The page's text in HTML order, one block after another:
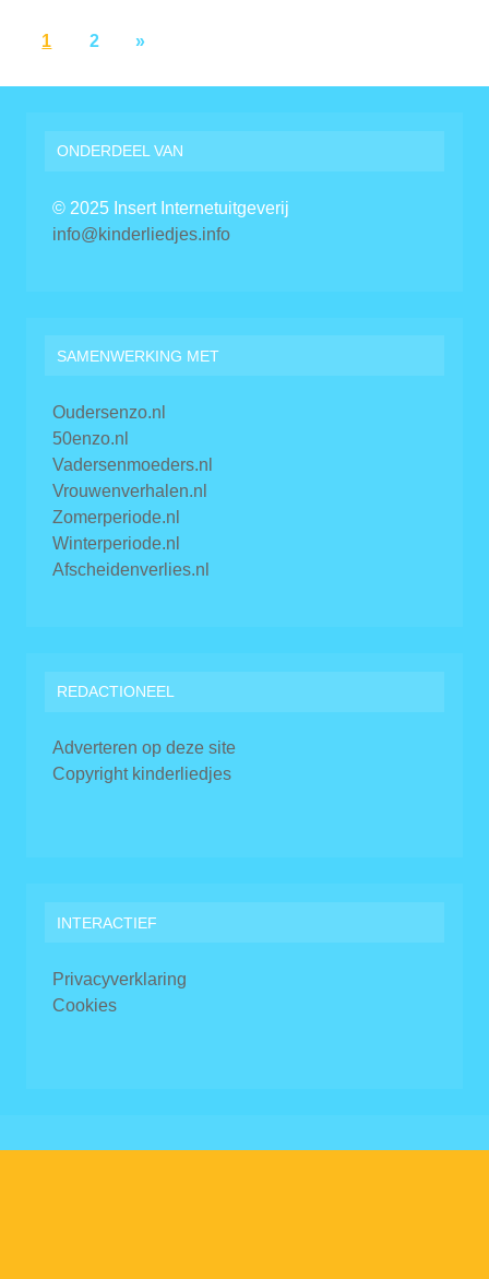
1 2 »
ONDERDEEL VAN
© 2025 Insert Internetuitgeverij
info@kinderliedjes.info
SAMENWERKING MET
Oudersenzo.nl
50enzo.nl
Vadersenmoeders.nl
Vrouwenverhalen.nl
Zomerperiode.nl
Winterperiode.nl
Afscheidenverlies.nl
REDACTIONEEL
Adverteren op deze site
Copyright kinderliedjes
INTERACTIEF
Privacyverklaring
Cookies